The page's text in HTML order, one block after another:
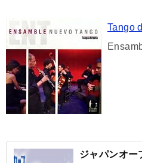
Tango
ジャパンオー